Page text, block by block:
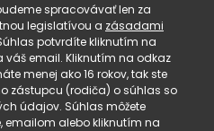
spracovávať len za
legislatívou a zásadami
potvrdíte kliknutím na
váš email. Kliknutím na odkaz
menej ako 16 rokov, tak ste
zástupcu (rodiča) o súhlas so
údajov. Súhlas môžete
emailom alebo kliknutím na